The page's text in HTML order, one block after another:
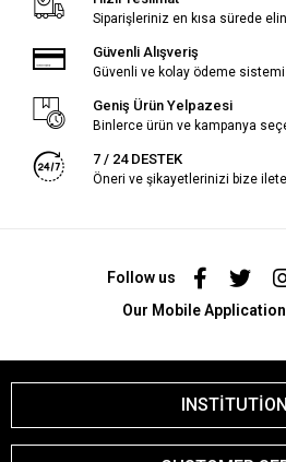
Siparişleriniz en kısa sürede
Güvenli Alışveriş
Güvenli ve kolay ödeme sistemi
Geniş Ürün Yelpazesi
Binlerce ürün ve kampanya
7 / 24 DESTEK
Öneri ve şikayetlerinizi bize
Follow us
Our Mobile